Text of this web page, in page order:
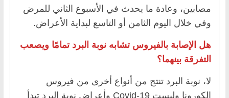
مصابين، وعادة ما يحدث في الأسبوع الثاني للمرض
وفي خلال اليوم الثامن أو التاسع لبداية الأعراض.
هل الإصابة بالفيروس تشابه نوبة البرد تمامًا ويصعب
التفرقة بينهما؟
لا، نوبة البرد تنتج من أنواع أخرى من فيروس
الكورونا وليست Covid-19 وأعراض نوبة البرد تبدأ